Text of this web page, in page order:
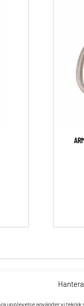
upplevelse använder vi